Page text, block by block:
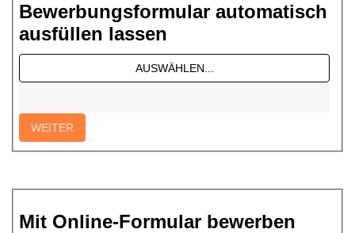
Bewerbungsformular automatisch
ausfüllen lassen
Mit Online-Formular bewerben